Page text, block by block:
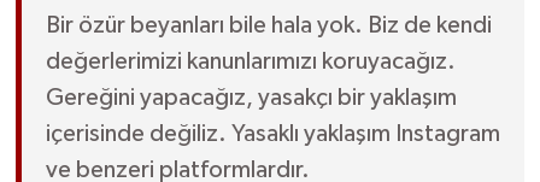
Bir özür beyanları bile hala yok. Biz de kendi
değerlerimizi kanunlarımızı koruyacağız.
Gereğini yapacağız, yasakçı bir yaklaşım
içerisinde değiliz. Yasaklı yaklaşım Instagram
ve benzeri platformlardır.